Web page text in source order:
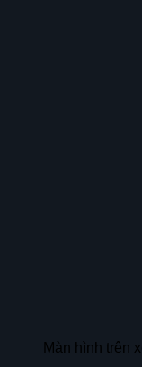
Màn hình trên